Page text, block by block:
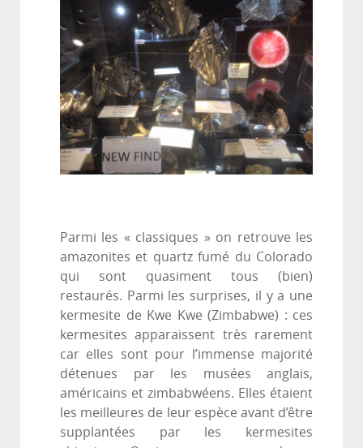
Parmi les « classiques » on retrouve les
amazonites et quartz fumé du Colorado
qui sont quasiment tous (bien)
restaurés. Parmi les surprises, il y a une
kermesite de Kwe Kwe (Zimbabwe) : ces
kermesites apparaissent très rarement
car elles sont pour l’immense majorité
détenues par les musées anglais,
américains et zimbabwéens. Elles étaient
les meilleures de leur espèce avant d’être
supplantées par les kermesites